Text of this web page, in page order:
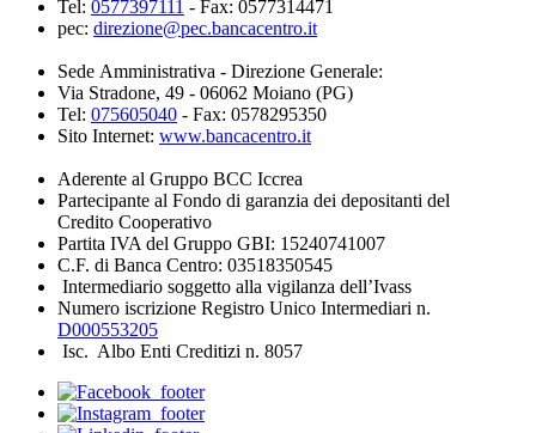
Tel: 0577397111 - Fax: 0577314471
pec: direzione@pec.bancacentro.it
Sede Amministrativa - Direzione Generale:
Via Stradone, 49 - 06062 Moiano (PG)
Tel: 075605040 - Fax: 0578295350
Sito Internet: www.bancacentro.it
Aderente al Gruppo BCC Iccrea
Partecipante al Fondo di garanzia dei depositanti del
Credito Cooperativo
Partita IVA del Gruppo GBI: 15240741007
C.F. di Banca Centro: 03518350545
Intermediario soggetto alla vigilanza dell’Ivass
Numero iscrizione Registro Unico Intermediari n.
D000553205
Isc. Albo Enti Creditizi n. 8057